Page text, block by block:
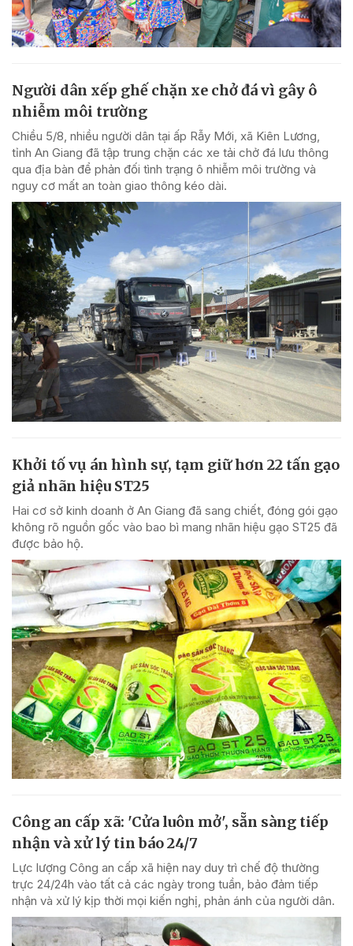
Người dân xếp ghế chặn xe chở đá vì gây ô
nhiễm môi trường
Chiều 5/8, nhiều người dân tại ấp Rẫy Mới, xã Kiên Lương,
tỉnh An Giang đã tập trung chặn các xe tải chở đá lưu thông
qua địa bàn để phản đối tình trạng ô nhiễm môi trường và
nguy cơ mất an toàn giao thông kéo dài.
Khởi tố vụ án hình sự, tạm giữ hơn 22 tấn gạo
giả nhãn hiệu ST25
Hai cơ sở kinh doanh ở An Giang đã sang chiết, đóng gói gạo
không rõ nguồn gốc vào bao bì mang nhãn hiệu gạo ST25 đã
được bảo hộ.
Công an cấp xã: 'Cửa luôn mở', sẵn sàng tiếp
nhận và xử lý tin báo 24/7
Lực lượng Công an cấp xã hiện nay duy trì chế độ thường
trực 24/24h vào tất cả các ngày trong tuần, bảo đảm tiếp
nhận và xử lý kịp thời mọi kiến nghị, phản ánh của người dân.